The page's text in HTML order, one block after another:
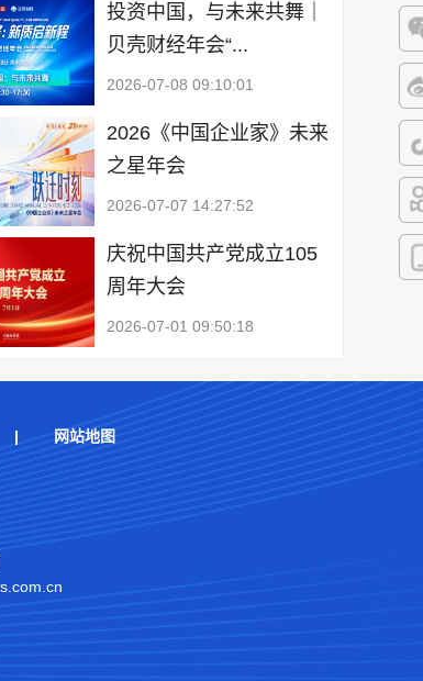
微
微
抖
快
投资中国，与未来共舞｜
贝壳财经年会“...
2026-07-08 09:10:01
2026《中国企业家》未来
之星年会
2026-07-07 14:27:52
庆祝中国共产党成立105
周年大会
2026-07-01 09:50:18
网站地图